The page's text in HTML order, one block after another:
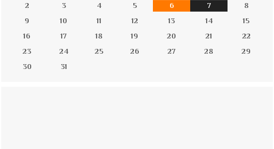
2
3 4 5 6 7
8
9
10 11 12 13 14
15
16
17 18 19 20 21
22
23
24 25 26 27 28
29
30
31